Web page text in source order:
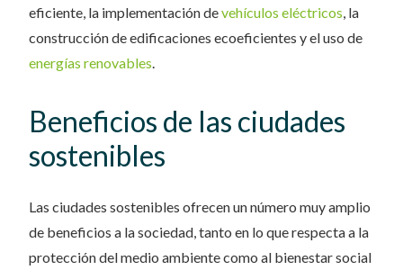
eficiente, la implementación devehículos eléctricos, la
construcción de edificaciones ecoeficientes y el uso de
energías renovables.
Beneficios de las ciudades
sostenibles
Las ciudades sostenibles ofrecen un número muy amplio
de beneficios a la sociedad, tanto en lo que respecta a la
protección del medio ambiente como al bienestar social